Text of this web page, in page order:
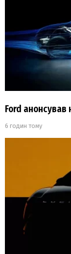
Ford анонсував
6 годин тому